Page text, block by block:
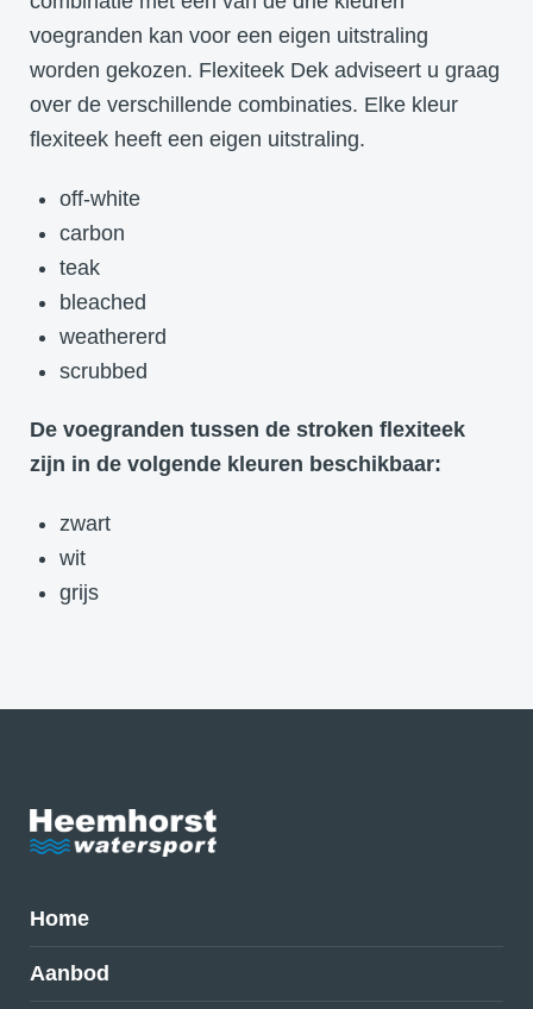
voegranden kan voor een eigen uitstraling
worden gekozen. Flexiteek Dek adviseert u graag
over de verschillende combinaties. Elke kleur
flexiteek heeft een eigen uitstraling.
off-white
carbon
teak
bleached
weathererd
scrubbed
De voegranden tussen de stroken flexiteek
zijn in de volgende kleuren beschikbaar:
zwart
wit
grijs
Home
Aanbod